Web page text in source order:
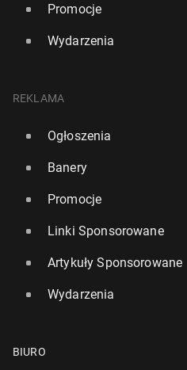
Promocje
Wydarzenia
REKLAMA
Ogłoszenia
Banery
Promocje
Linki Sponsorowane
Artykuły Sponsorowane
Wydarzenia
BIURO